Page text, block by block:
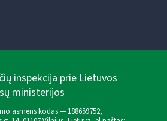
inspekcija prie Lietuvos
ministerijos
asmens kodas — 188659752,